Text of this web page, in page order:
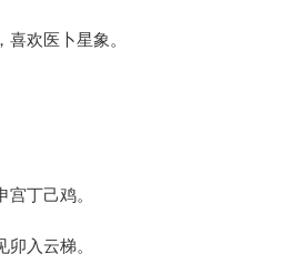
欢医卜星象。
丁己鸡。
入云梯。